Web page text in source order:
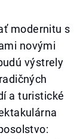
modernitu s
novými
výstrely
a turistické